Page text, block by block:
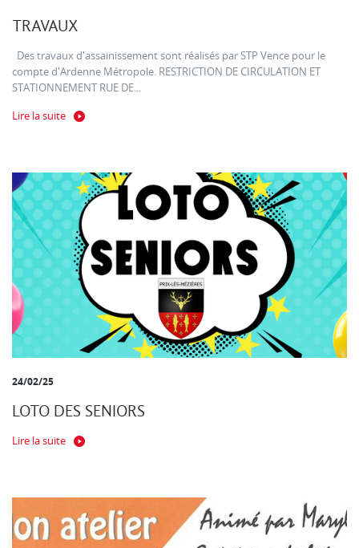
TRAVAUX
Des travaux d'assainissement sont réalisés par STP Vence pour le
compte d'Ardenne Métropole. RESTRICTION DE CIRCULATION ET
STATIONNEMENT RUE DE...
Lire la suite
24/02/25
LOTO DES SENIORS
Lire la suite